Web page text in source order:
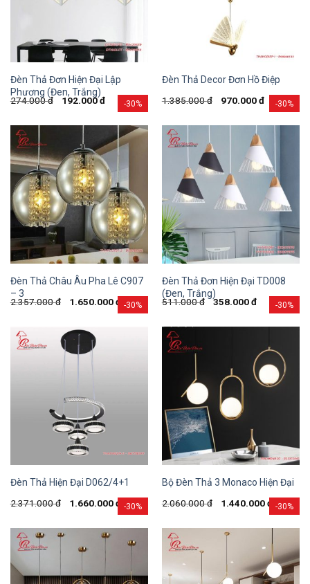
-30%
Đèn Thả Đơn Hiện Đại Lập
Phương (Đen, Trắng)
274.000đ 192.000đ -30%
Đèn Thả Decor Đơn Hồ Điệp
1.385.000đ 970.000đ
-30%
Đèn Thả Châu Âu Pha Lê C907
– 3
2.357.000đ 1.650.000đ -30%
Đèn Thả Đơn Hiện Đại TD008
(Đen, Trắng)
511.000đ 358.000đ
-30%
Đèn Thả Hiện Đại D062/4+1
2.371.000đ 1.660.000đ -30%
Bộ Đèn Thả 3 Monaco Hiện Đại
2.060.000đ 1.440.000đ